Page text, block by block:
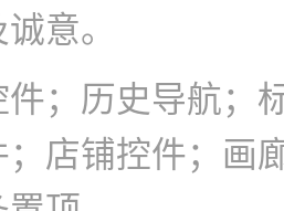
意。
；历史导航；
店铺控件；画